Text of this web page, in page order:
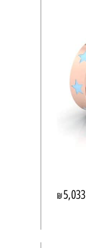
₪5,033